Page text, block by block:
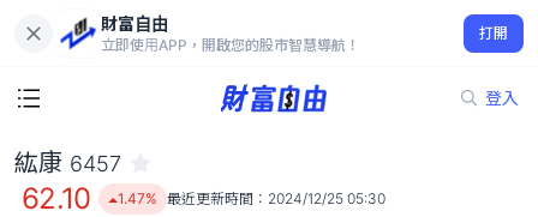
財富自由
立即使用APP，開啟您的股市智慧導航！
打開
登入
62.10
1.47%
紘康 6457
62.10 1.47% 最近更新時間： 2024/12/25 05:30